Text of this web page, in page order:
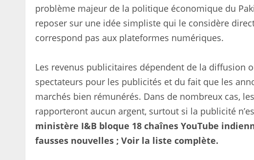
problème majeur de la politique économique du
reposer sur une idée simpliste qui le considère
correspond pas aux plateformes numériques.
Les revenus publicitaires dépendent de la diffusion
spectateurs pour les publicités et du fait que les
marchés bien rémunérés. Dans de nombreux cas,
rapporteront aucun argent, surtout si la publicité
ministère I&B bloque 18 chaînes YouTube
fausses nouvelles ; Voir la liste complète.